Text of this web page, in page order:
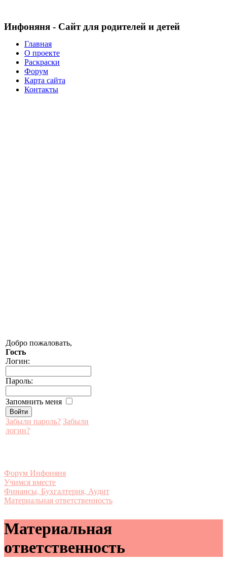
Инфоняня - Сайт для родителей и детей
Главная
О проекте
Раскраски
Форум
Карта сайта
Контакты
Добро пожаловать,
Гость
Логин:
Пароль:
Запомнить меня
Забыли пароль? Забыли
логин?
Форум Инфоняня
Учимся вместе
Финансы, Бухгалтерия, Аудит
Материальная ответственность
Материальная
ответственность